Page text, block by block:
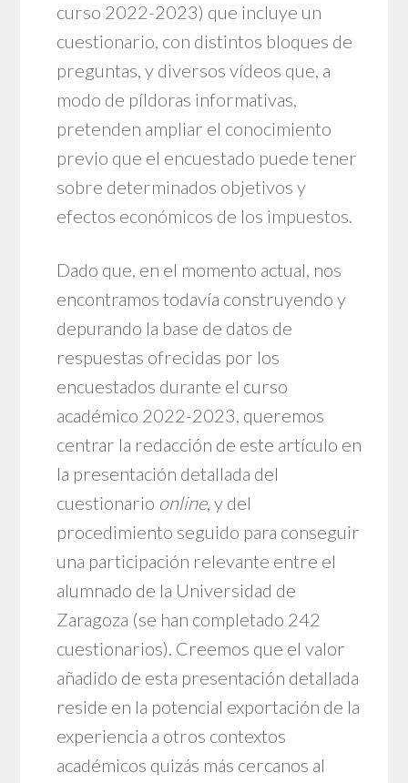
curso 2022-2023) que incluye un
cuestionario, con distintos bloques de
preguntas, y diversos vídeos que, a
modo de píldoras informativas,
pretenden ampliar el conocimiento
previo que el encuestado puede tener
sobre determinados objetivos y
efectos económicos de los impuestos.
Dado que, en el momento actual, nos
encontramos todavía construyendo y
depurando la base de datos de
respuestas ofrecidas por los
encuestados durante el curso
académico 2022-2023, queremos
centrar la redacción de este artículo en
la presentación detallada del
cuestionario online, y del
procedimiento seguido para conseguir
una participación relevante entre el
alumnado de la Universidad de
Zaragoza (se han completado 242
cuestionarios). Creemos que el valor
añadido de esta presentación detallada
reside en la potencial exportación de la
experiencia a otros contextos
académicos quizás más cercanos al